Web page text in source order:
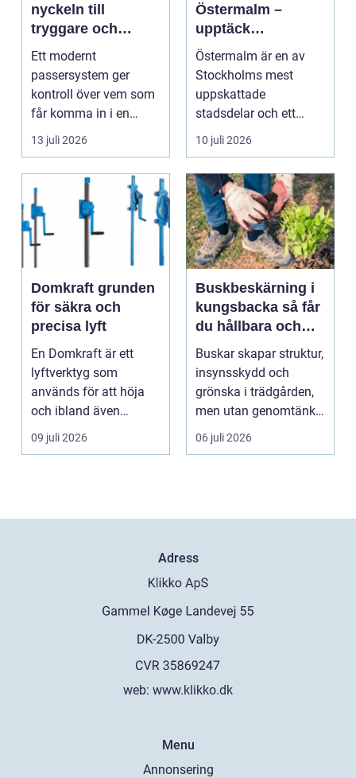
nyckeln till
tryggare och
smidigare tillträde
Ett modernt
passersystem ger
kontroll över vem som
får komma in i en
byggnad, när de får
komma in oc...
13 juli 2026
Östermalm –
upptäck
matupplevelser i
en av Stockholms
mest attraktiva
stadsdelar
Östermalm är en av
Stockholms mest
uppskattade
stadsdelar och ett
självklart val f&ou...
10 juli 2026
Domkraft grunden
för säkra och
precisa lyft
En Domkraft är ett
lyftverktyg som
används för att höja
och ibland även
positionera tunga
objekt, so...
09 juli 2026
Buskbeskärning i
kungsbacka så får
du hållbara och
vackra buskar året
runt
Buskar skapar struktur,
insynsskydd och
grönska i trädgården,
men utan genomtänkt
beskärning blir de...
06 juli 2026
Adress
web: www.klikko.dk
Menu
Annonsering